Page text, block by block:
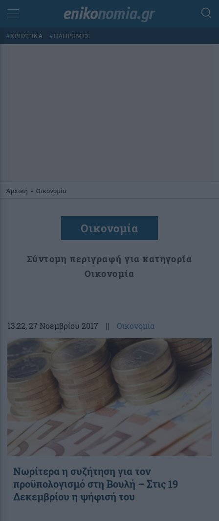
#ΧΡΗΣΤΙΚΑ #ΠΛΗΡΩΜΕΣ
Αρχική - Οικονομία
Οικονομία
Σύντομη περιγραφή για κατηγορία
Οικονομία
13:22, 27 Νοεμβρίου 2017 || Οικονομία
Νωρίτερα η συζήτηση για τον
προϋπολογισμό στη Βουλή – Στις 19
Δεκεμβρίου η ψήφισή του